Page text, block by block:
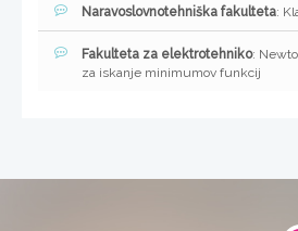
Naravoslovnotehniška fakulteta:
Fakulteta za elektrotehniko:
za iskanje minimumov funkcij